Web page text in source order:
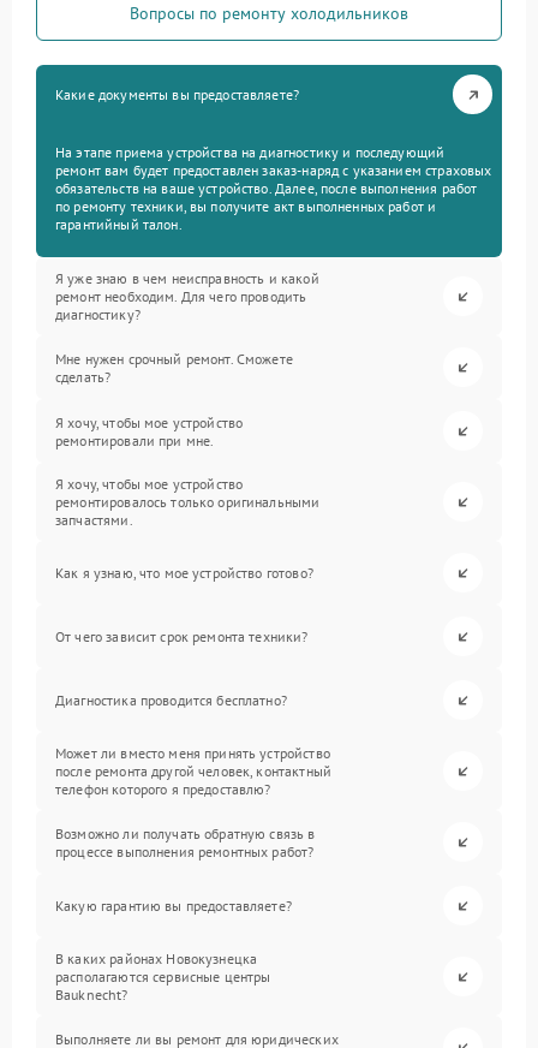
Вопросы по ремонту холодильников
Какие документы вы предоставляете?
На этапе приема устройства на диагностику и последующий
ремонт вам будет предоставлен заказ-наряд с указанием страховых
обязательств на ваше устройство. Далее, после выполнения работ
по ремонту техники, вы получите акт выполненных работ и
гарантийный талон.
Я уже знаю в чем неисправность и какой
ремонт необходим. Для чего проводить
диагностику?
Мне нужен срочный ремонт. Сможете
сделать?
Я хочу, чтобы мое устройство
ремонтировали при мне.
Я хочу, чтобы мое устройство
ремонтировалось только оригинальными
запчастями.
Как я узнаю, что мое устройство готово?
От чего зависит срок ремонта техники?
Диагностика проводится бесплатно?
Может ли вместо меня принять устройство
после ремонта другой человек, контактный
телефон которого я предоставлю?
Возможно ли получать обратную связь в
процессе выполнения ремонтных работ?
Какую гарантию вы предоставляете?
В каких районах Новокузнецка
располагаются сервисные центры
Bauknecht?
Выполняете ли вы ремонт для юридических